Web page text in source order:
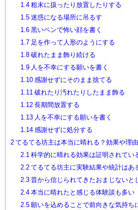
1.4粗末に扱ったり放置したりする
1.5迷惑になる場所に吊るす
1.6黒いペンで怖い顔を書く
1.7足を作って人形のようにする
1.8破れたまま飾り続ける
1.9人を不幸にする願いを書く
1.10感謝せずにそのまま捨てる
1.11 破れたり汚れたりしたまま飾る
1.12長期間放置する
1.13人を不幸にする願いを書く
1.14感謝せずに処分する
2 てるてる坊主は本当に晴れる？効果や理
2.1 科学的に晴れる効果は証明されてい
2.2てるてる坊主に実験結果や統計はあ
2.3昔から信じられてきたおまじないと
2.4本当に晴れたと感じる体験談も多い
2.5願いを込めることで前向きな気持ち